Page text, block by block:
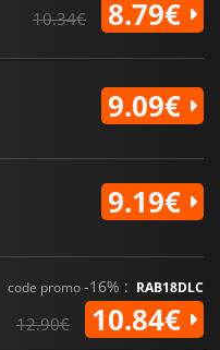
10.34€ 8.79€
9.09€
9.19€
code promo-16% : RAB18DLC
12.90€ 10.84€